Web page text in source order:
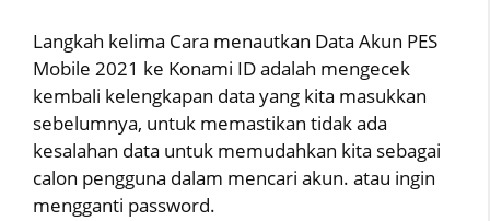
Langkah kelima Cara menautkan Data Akun PES
Mobile 2021 ke Konami ID adalah mengecek
kembali kelengkapan data yang kita masukkan
sebelumnya, untuk memastikan tidak ada
kesalahan data untuk memudahkan kita sebagai
calon pengguna dalam mencari akun. atau ingin
mengganti password.